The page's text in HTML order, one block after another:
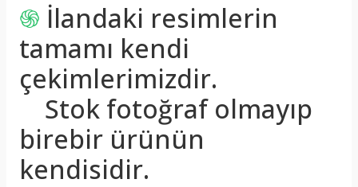
֍ İlandaki resimlerin
tamamı kendi
çekimlerimizdir.
Stok fotoğraf olmayıp
birebir ürünün
kendisidir.